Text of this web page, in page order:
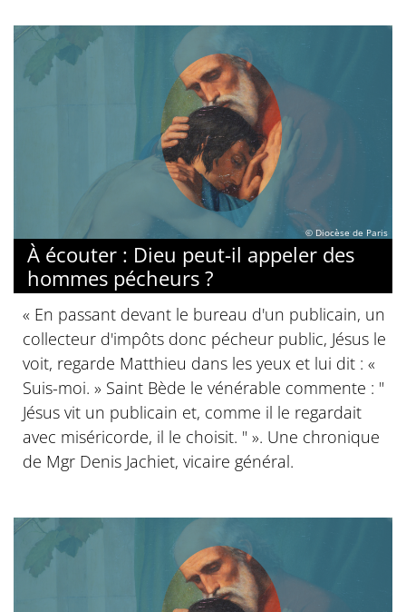
© Diocèse de Paris
À écouter : Dieu peut-il appeler des
hommes pécheurs ?
« En passant devant le bureau d'un publicain, un
collecteur d'impôts donc pécheur public, Jésus le
voit, regarde Matthieu dans les yeux et lui dit : «
Suis-moi. » Saint Bède le vénérable commente : "
Jésus vit un publicain et, comme il le regardait
avec miséricorde, il le choisit. " ». Une chronique
de Mgr Denis Jachiet, vicaire général.